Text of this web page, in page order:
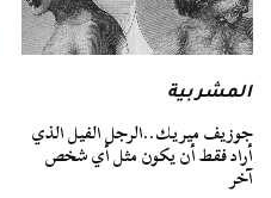
المشربية
جوزيف ميريك..الرجل الفيل الذي
أراد فقط أن يكون مثل أي شخص
آخر